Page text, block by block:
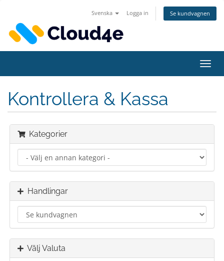
Svenska Logga in Se kundvagnen
Växla
Kontrollera & Kassa
Kategorier
Handlingar
Välj Valuta